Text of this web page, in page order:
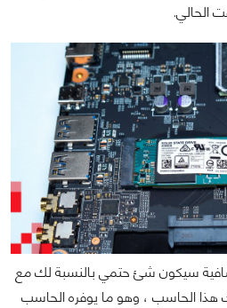
الحالي.
سيكون شئ حتمي بالنسبة لك مع
هذا الحاسب ، وهو ما يوفره الحاسب